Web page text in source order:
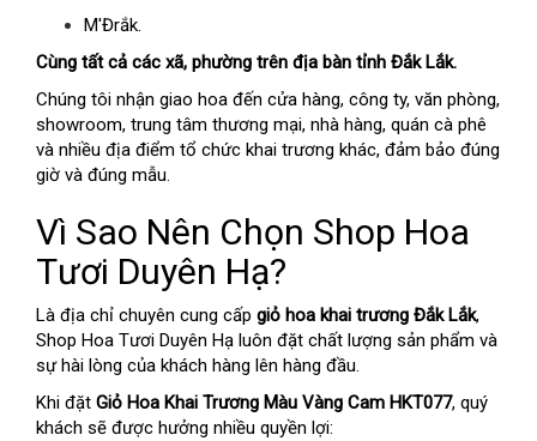
M'Đrắk.
Cùng tất cả các xã, phường trên địa bàn tỉnh Đắk Lắk.
Chúng tôi nhận giao hoa đến cửa hàng, công ty, văn phòng,
showroom, trung tâm thương mại, nhà hàng, quán cà phê
và nhiều địa điểm tổ chức khai trương khác, đảm bảo đúng
giờ và đúng mẫu.
Vì Sao Nên Chọn Shop Hoa
Tươi Duyên Hạ?
Là địa chỉ chuyên cung cấp giỏ hoa khai trương Đắk Lắk,
Shop Hoa Tươi Duyên Hạ luôn đặt chất lượng sản phẩm và
sự hài lòng của khách hàng lên hàng đầu.
Khi đặt Giỏ Hoa Khai Trương Màu Vàng Cam HKT077, quý
khách sẽ được hưởng nhiều quyền lợi: